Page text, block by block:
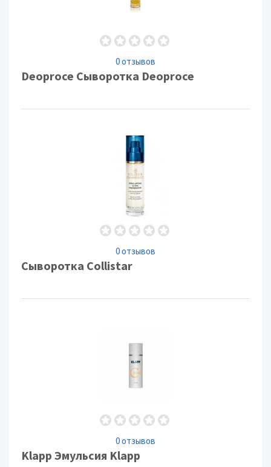
0 отзывов
Deoproce Сыворотка Deoproce
0 отзывов
Сыворотка Collistar
0 отзывов
Klapp Эмульсия Klapp